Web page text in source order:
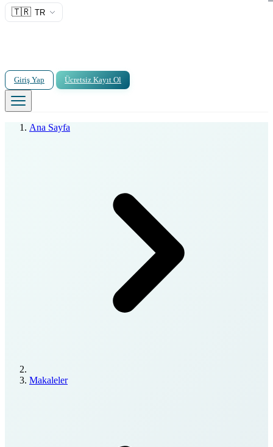
🇹🇷 TR
Giriş Yap Ücretsiz Kayıt Ol
Ana Sayfa
Makaleler